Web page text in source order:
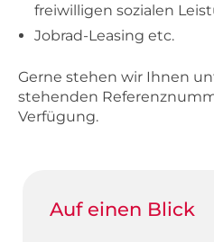
freiwilligen sozialen
Jobrad-Leasing etc.
Gerne stehen wir Ihnen
stehenden
Verfügung.
Auf einen Blick